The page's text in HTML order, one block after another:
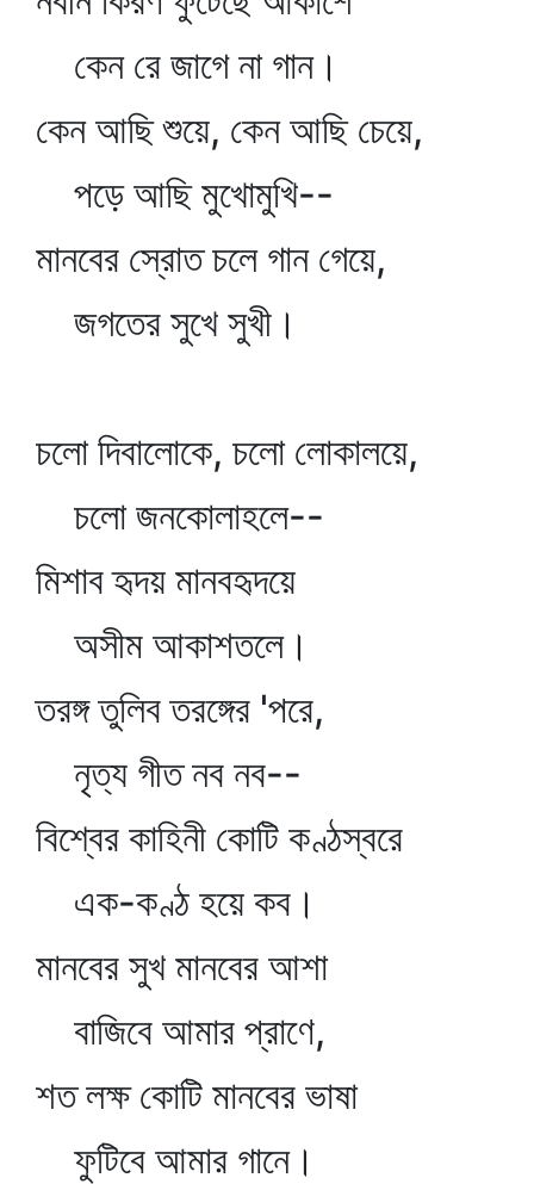
কেন রে জাগে না গান।
কেন আছি শুয়ে, কেন আছি চেয়ে,
পড়ে আছি মুখোমুখি--
মানবের স্রোত চলে গান গেয়ে,
জগতের সুখে সুখী।
চলো দিবালোকে, চলো লোকালয়ে,
চলো জনকোলাহলে--
মিশাব হৃদয় মানবহৃদয়ে
অসীম আকাশতলে।
তরঙ্গ তুলিব তরঙ্গের 'পরে,
নৃত্য গীত নব নব--
বিশ্বের কাহিনী কোটি কণ্ঠস্বরে
এক-কণ্ঠ হয়ে কব।
মানবের সুখ মানবের আশা
বাজিবে আমার প্রাণে,
শত লক্ষ কোটি মানবের ভাষা
ফুটিবে আমার গানে।